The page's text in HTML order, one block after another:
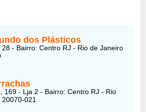
dos Plásticos
28 - Bairro: Centro RJ - Rio de Janeiro
169 - Lja 2 - Bairro: Centro RJ - Rio
021